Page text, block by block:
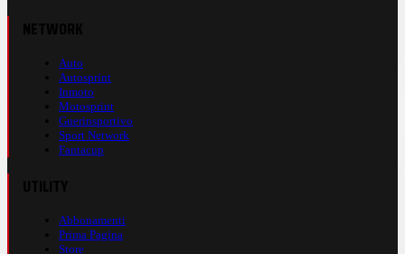
Auto
Autosprint
Inmoto
Motosprint
Guerinsportivo
Sport Network
Fantacup
Abbonamenti
Prima Pagina
Store